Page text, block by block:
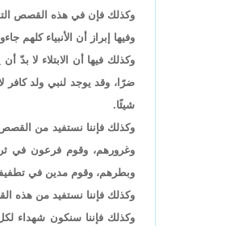
وكذلك فإن في هذه القصص
وفيها إبراز أن الأنبياء كلهم
وكذلك فيها أن الابتلاء لا بدّ
ضرًا، وقد يوجد لنبي ولد كافر
شيئًا.
وكذلك فإننا نستفيد من
وغرورهم، وقوم فرعون في
وبطرهم، وقوم مدين في
وكذلك فإننا نستفيد من هذه
وكذلك فإننا سنكون شهداء